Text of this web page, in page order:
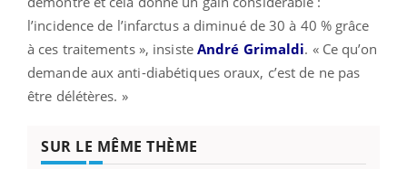
l’incidence de l’infarctus a diminué de 30 à 40 % grâce
à ces traitements », insiste André Grimaldi. « Ce qu’on
demande aux anti-diabétiques oraux, c’est de ne pas
être délétères. »
SUR LE MÊME THÈME